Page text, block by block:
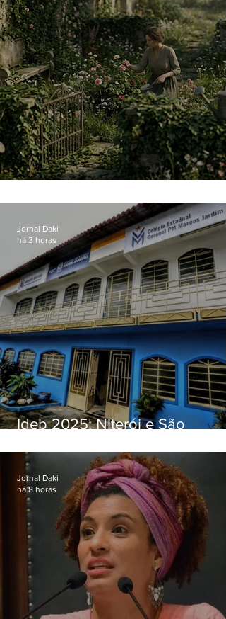
Ideb 2025: Niterói e São
distintos no ensino médio; veja
Jornal Daki
há 3 horas
Jornal Daki
há 8 horas